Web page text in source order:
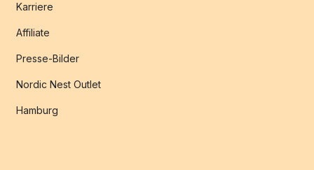
Karriere
Affiliate
Presse-Bilder
Nordic Nest Outlet
Hamburg